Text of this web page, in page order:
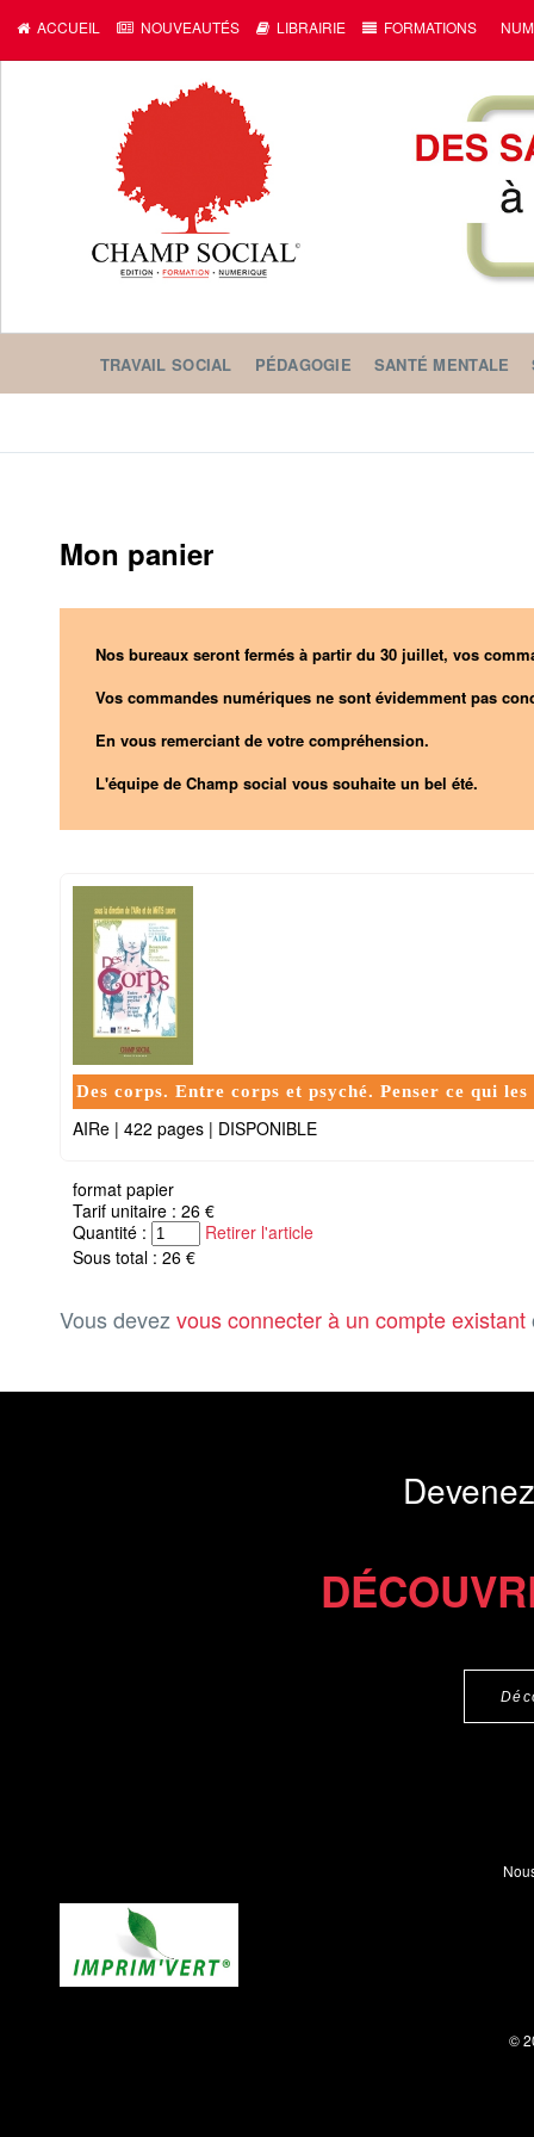
ACCUEIL NOUVEAUTÉS LIBRAIRIE FORMATIONS
TRAVAIL SOCIAL PÉDAGOGIE SANTÉ MENTALE
Mon panier
Nos bureaux seront fermés à partir du 30 juillet, vos
Vos commandes numériques ne sont évidemment pas
En vous remerciant de votre compréhension.
L'équipe de Champ social vous souhaite un bel été.
Des corps. Entre corps et psyché. Penser ce qui les
AIRe | 422 pages | DISPONIBLE
format papier
Tarif unitaire : 26 €
Quantité :
Retirer l'article
Sous total : 26 €
Vous devez vous connecter à un compte existant
©